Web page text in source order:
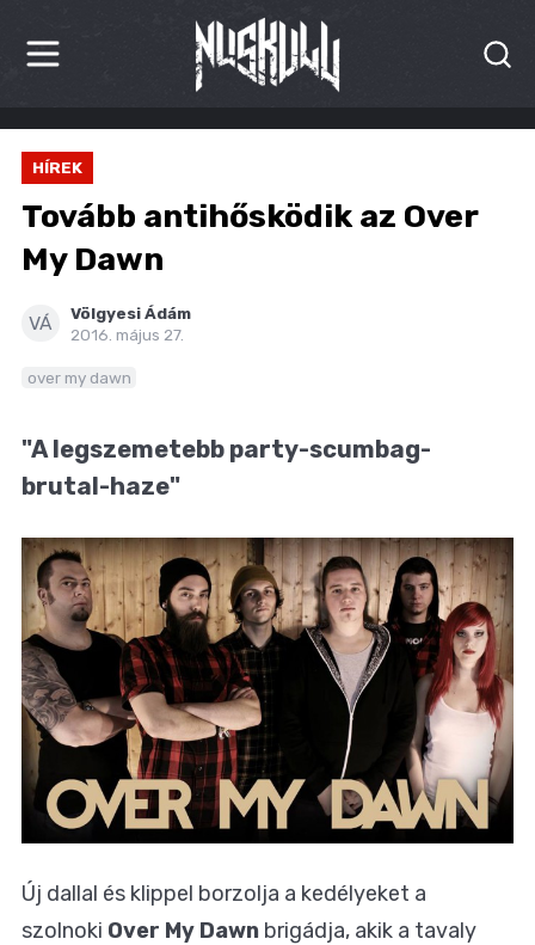
HÍREK
KRITIKÁK
BESZÁMOLÓK
MÁSVILÁG
HÍREK
Tovább antihősködik az Over
My Dawn
VÁ
Völgyesi Ádám
2016. május 27.
over my dawn
"A legszemetebb party-scumbag-
brutal-haze"
Új dallal és klippel borzolja a kedélyeket a
szolnoki Over My Dawn brigádja, akik a tavaly